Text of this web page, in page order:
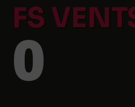
FS
0